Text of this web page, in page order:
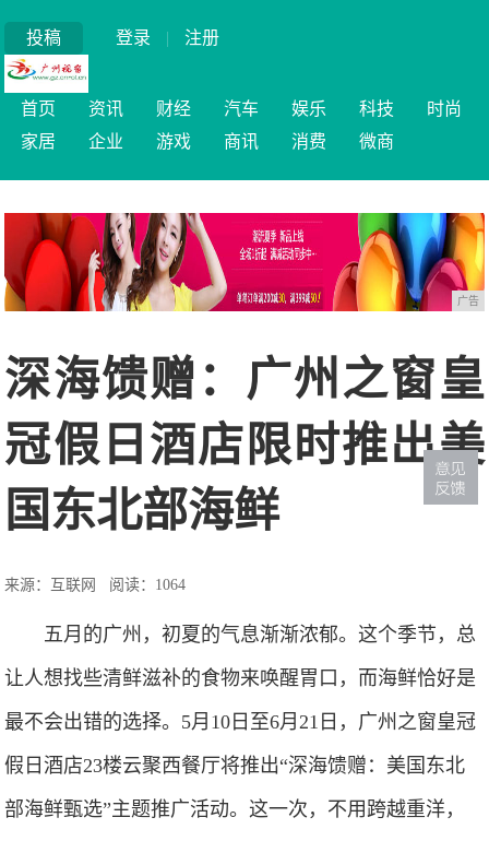
投稿 登录 | 注册
首页 资讯 财经 汽车 娱乐 科技
时尚
家居
企业 游戏 商讯 消费 微商
广告
深海馈赠：广州之窗皇
冠假日酒店限时推出美
国东北部海鲜
来源：互联网 阅读：1064
五月的广州，初夏的气息渐渐浓郁。这个季节，总
让人想找些清鲜滋补的食物来唤醒胃口，而海鲜恰好是
最不会出错的选择。5月10日至6月21日，广州之窗皇冠
假日酒店23楼云聚西餐厅将推出“深海馈赠：美国东北
部海鲜甄选”主题推广活动。这一次，不用跨越重洋，